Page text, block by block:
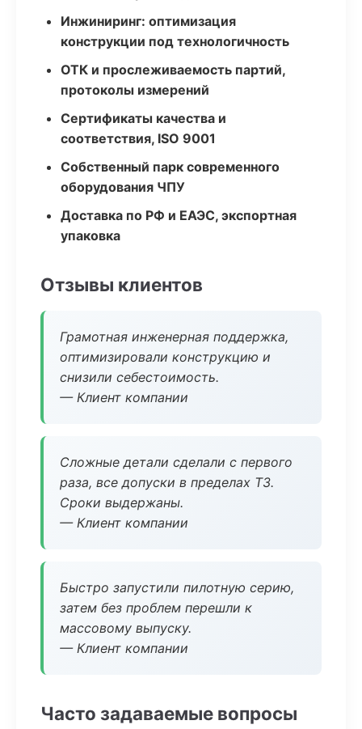
Инжиниринг: оптимизация
конструкции под технологичность
ОТК и прослеживаемость партий,
протоколы измерений
Сертификаты качества и
соответствия, ISO 9001
Собственный парк современного
оборудования ЧПУ
Доставка по РФ и ЕАЭС, экспортная
упаковка
Отзывы клиентов
Грамотная инженерная поддержка,
оптимизировали конструкцию и
снизили себестоимость.
— Клиент компании
Сложные детали сделали с первого
раза, все допуски в пределах ТЗ.
Сроки выдержаны.
— Клиент компании
Быстро запустили пилотную серию,
затем без проблем перешли к
массовому выпуску.
— Клиент компании
Часто задаваемые вопросы